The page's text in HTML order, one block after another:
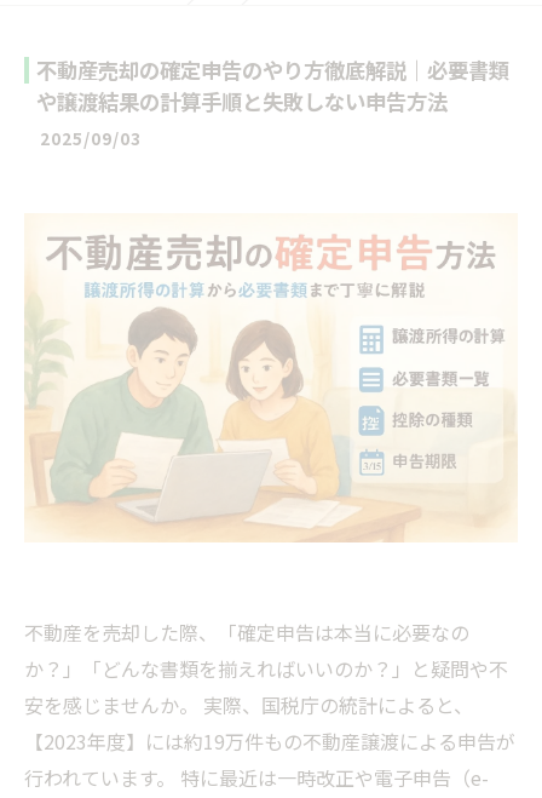
不動産売却の確定申告のやり方徹底解説｜必要書類
や譲渡結果の計算手順と失敗しない申告方法
2025/09/03
不動産を売却した際、「確定申告は本当に必要なの
か？」「どんな書類を揃えればいいのか？」と疑問や不
安を感じませんか。 実際、国税庁の統計によると、
【2023年度】には約19万件もの不動産譲渡による申告が
行われています。 特に最近は一時改正や電子申告（e-